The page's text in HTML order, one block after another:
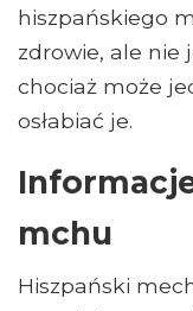
hiszpańskiego
zdrowie, ale nie
chociaż może
osłabiać je.
mchu
Hiszpański